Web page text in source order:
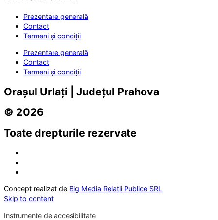
Prezentare generală
Contact
Termeni și condiții
Prezentare generală
Contact
Termeni și condiții
Orașul Urlați | Județul Prahova
© 2026
Toate drepturile rezervate
Concept realizat de Big Media Relații Publice SRL
Skip to content
Instrumente de accesibilitate